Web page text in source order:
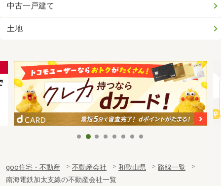
中古一戸建て
土地
goo住宅・不動産 不動産会社 和歌山県
路線一覧
南海電鉄加太支線の不動産会社一覧